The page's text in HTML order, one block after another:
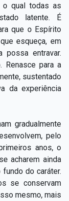
▸
o qual todas as
latente. É
que o Espírito
esqueça, em
possa entravar.
Renasce para a
sustentado
da experiência
gradualmente
pelo
anos, o
acharem ainda
do caráter.
se conservam
mesmo, mais